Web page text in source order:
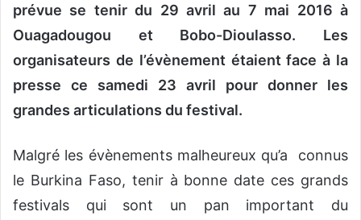
prévue se tenir du 29 avril au 7 mai 2016 à
Ouagadougou et Bobo-Dioulasso. Les
organisateurs de l’évènement étaient face à la
presse ce samedi 23 avril pour donner les
grandes articulations du festival.
Malgré les évènements malheureux qu’a connus
le Burkina Faso, tenir à bonne date ces grands
festivals qui sont un pan important du